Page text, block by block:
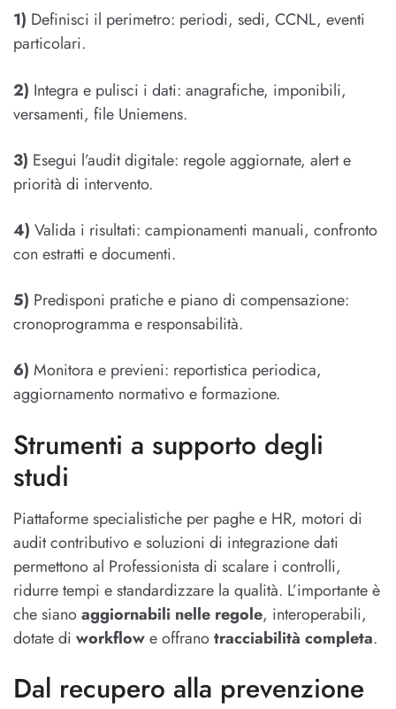
1) Definisci il perimetro: periodi, sedi, CCNL, eventi
particolari.
2) Integra e pulisci i dati: anagrafiche, imponibili,
versamenti, file Uniemens.
3) Esegui l’audit digitale: regole aggiornate, alert e
priorità di intervento.
4) Valida i risultati: campionamenti manuali, confronto
con estratti e documenti.
5) Predisponi pratiche e piano di compensazione:
cronoprogramma e responsabilità.
6) Monitora e previeni: reportistica periodica,
aggiornamento normativo e formazione.
Strumenti a supporto degli
studi
Piattaforme specialistiche per paghe e HR, motori di
audit contributivo e soluzioni di integrazione dati
permettono al Professionista di scalare i controlli,
ridurre tempi e standardizzare la qualità. L’importante è
che sianoaggiornabili nelle regole, interoperabili,
dotate di workflowe offranotracciabilità completa.
Dal recupero alla prevenzione